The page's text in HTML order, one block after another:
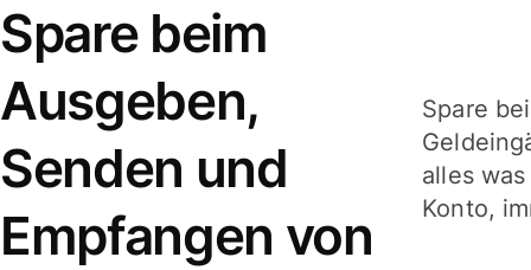
Spare beim
Ausgeben,
Senden und
Empfangen von
Spare
alles
Konto,